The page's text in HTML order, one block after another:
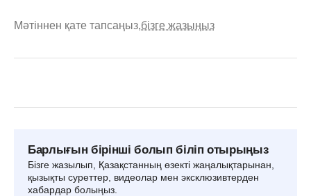
Мәтіннен қате тапсаңыз,бізге жазыңыз
Барлығын бірінші болып біліп отырыңыз
Бізге жазылып, Қазақстанның өзекті жаңалықтарынан,
қызықты суреттер, видеолар мен эксклюзивтерден
хабардар болыңыз.